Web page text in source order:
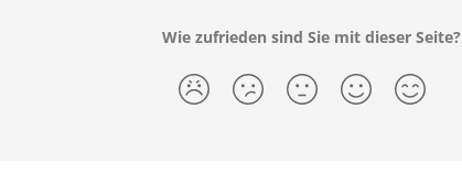
Wie zufrieden sind Sie mit dieser Seite?